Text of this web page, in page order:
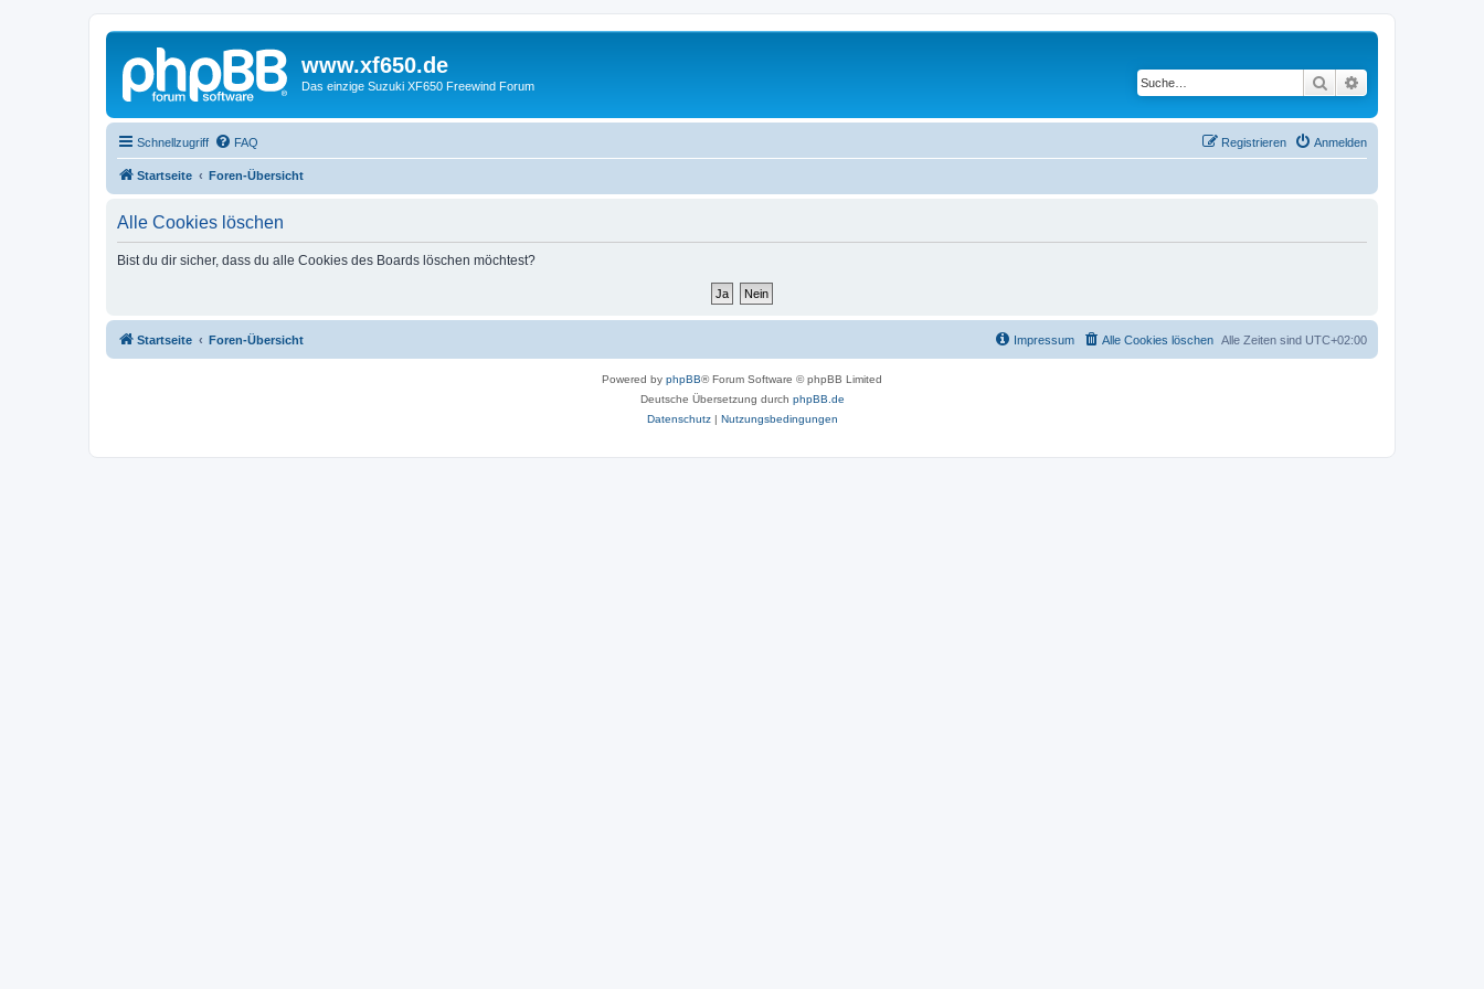
www.xf650.de
Das einzige Suzuki XF650 Freewind Forum Suche
Schnellzugriff FAQ Anmelden
Registrieren
Startseite Foren-Übersicht
Alle Cookies löschen
Bist du dir sicher, dass du alle Cookies des Boards löschen möchtest?
Startseite Foren-Übersicht Alle Zeiten sind UTC+02:00
Alle Cookies löschen
Impressum
Powered by phpBB® Forum Software © phpBB Limited
Deutsche Übersetzung durch phpBB.de
Datenschutz| Nutzungsbedingungen